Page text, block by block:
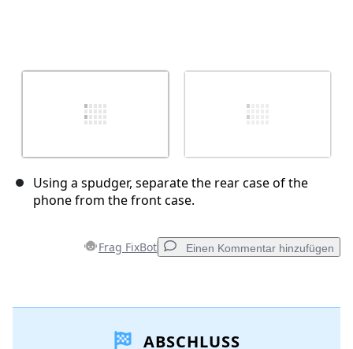
Using a spudger, separate the rear case of the
phone from the front case.
Frag FixBot Einen Kommentar hinzufügen
Kommentar hinzufügenABSCHLUSS